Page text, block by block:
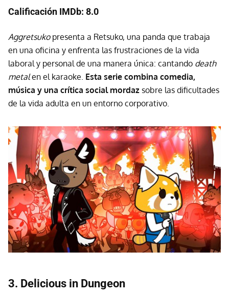
Calificación IMDb: 8.0
Aggretsuko presenta a Retsuko, una panda que trabaja
en una oficina y enfrenta las frustraciones de la vida
laboral y personal de una manera única: cantando death
metalen el karaoke. Esta serie combina comedia,
música y una crítica social mordaz sobre las dificultades
de la vida adulta en un entorno corporativo.
3. Delicious in Dungeon